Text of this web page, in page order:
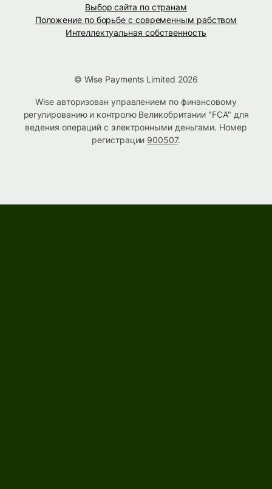
Выбор сайта по странам
Положение по борьбе с современным рабством
Интеллектуальная собственность
© Wise Payments Limited 2026
Wise авторизован управлением по финансовому
регулированию и контролю Великобритании "FCA" для
ведения операций с электронными деньгами. Номер
регистрации 900507.